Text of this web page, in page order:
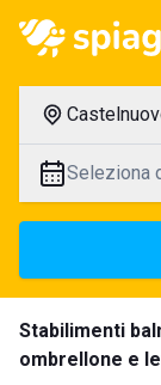
Seleziona
Stabilimenti
ombrellone e